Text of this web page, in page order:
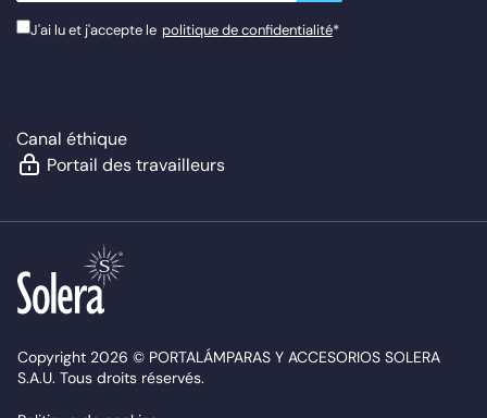
J'ai lu et j'accepte le politique de confidentialité*
Canal éthique
Portail des travailleurs
Copyright 2026 © PORTALÁMPARAS Y ACCESORIOS SOLERA
S.A.U. Tous droits réservés.